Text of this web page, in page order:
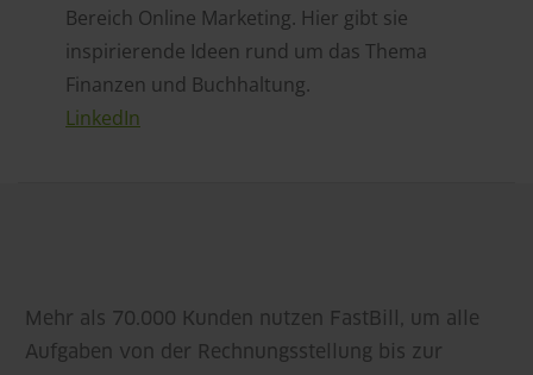
Bereich Online Marketing. Hier gibt sie
inspirierende Ideen rund um das Thema
Finanzen und Buchhaltung.
LinkedIn
Mehr als 70.000 Kunden nutzen FastBill, um alle
Aufgaben von der Rechnungsstellung bis zur